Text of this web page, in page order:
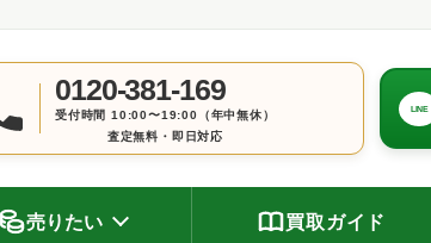
0120-381-169
受付時間 10:00〜19:00（年中無休）
査定無料・即日対応
LINE
売りたい 買取ガイド